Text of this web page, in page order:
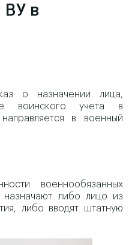
ВУ в
о назначении лица,
воинского учета в
в военный
военнообязанных
назначают либо лицо из
либо вводят штатную